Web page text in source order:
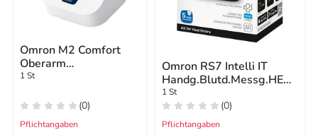
Omron M2 Comfort
Oberarm
Blutdruckmessgerät
1 St
(0)
Pflichtangaben
Omron RS7 Intelli IT
Handg.Blutd.Messg.HEM-
6232T-E
1 St
(0)
Pflichtangaben